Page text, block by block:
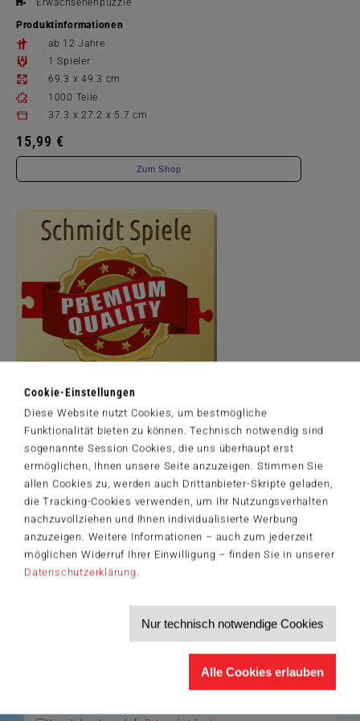
Cookie-Einstellungen
Diese Website nutzt Cookies, um bestmögliche
Funktionalität bieten zu können. Technisch notwendig sind
sogenannte Session Cookies, die uns überhaupt erst
ermöglichen, Ihnen unsere Seite anzuzeigen. Stimmen Sie
allen Cookies zu, werden auch Drittanbieter-Skripte geladen,
die Tracking-Cookies verwenden, um Ihr Nutzungsverhalten
nachzuvollziehen und Ihnen individualisierte Werbung
anzuzeigen. Weitere Informationen – auch zum jederzeit
möglichen Widerruf Ihrer Einwilligung – finden Sie in unserer
Datenschutzerklärung.
Nur technisch notwendige Cookies
Alle Cookies erlauben
Erwachsenenpuzzle
Produktinformationen
ab 12 Jahre
1 Spieler
69.3 x 49.3 cm
1000 Teile
37.3 x 27.2 x 5.7 cm
15,99 €
Zum Shop
Artikelnummer: 58883
© 2025 Eduard. Licensed by MGL. www.mglart.com
Der Schmidt-Spiele-Newsletter
Jetzt anmelden und 5€ Willkommensrabatt sichern
Bleiben Sie auf dem Laufenden zu Neuheiten, Trends und aktuellen
Themen rund um Schmidt
Produktneuheiten und Sortimentserweiterungen
Informationen zu Veranstaltungen und Aktionen
Service-Informationen, z.B. zur Ersatzteilversorgung
Ich möchte den Schmidt-Spiele-Newsletter erhalten. Die Abmeldung ist